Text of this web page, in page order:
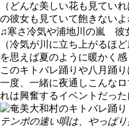
（どんな美しい花も見てい
の彼女も見ていて飽きないよ
♫寒さ冷気や浦地川の嵐 彼
（冷気が川に立ち上がるほ
を思えば夏のように暖かく感
このキトバレ踊りや八月踊
一度、一緒に夜通しこんな
れは興奮するイベントだった
テンポの速い唄は、やっぱ